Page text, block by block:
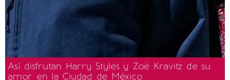
Así disfrutan Harry Styles y Zoë Kravitz de su
amor en la Ciudad de México